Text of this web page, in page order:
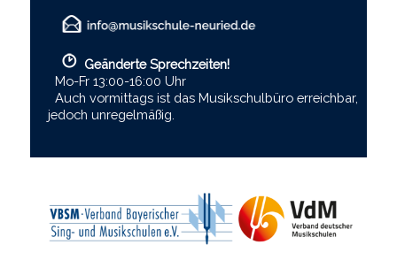
Geänderte Sprechzeiten!
Mo-Fr 13:00-16:00 Uhr
Auch vormittags ist das Musikschulbüro erreichbar,
jedoch unregelmäßig.